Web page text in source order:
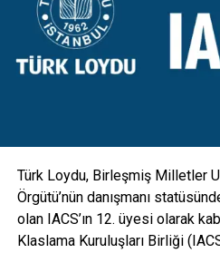
konsol ile birlikte hareketli
donatıldı. Aydınlatmanın yanı
gibi ekipmanlarla da entegre
Türk Loydu, Birleşmiş Milletler
Örgütü’nün danışmanı
olan IACS’ın 12. üyesi olarak
Klaslama Kuruluşları Birliği